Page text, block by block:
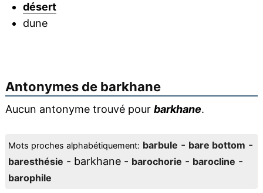
désert
dune
Antonymes de barkhane
Aucun antonyme trouvé pour barkhane.
Mots proches alphabétiquement: barbule - bare bottom -
baresthésie - barkhane - barochorie - barocline -
barophile